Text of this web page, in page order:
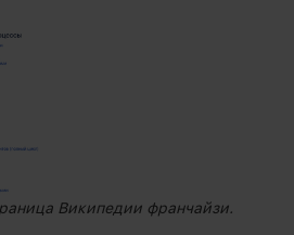
Википедии франчайзи.